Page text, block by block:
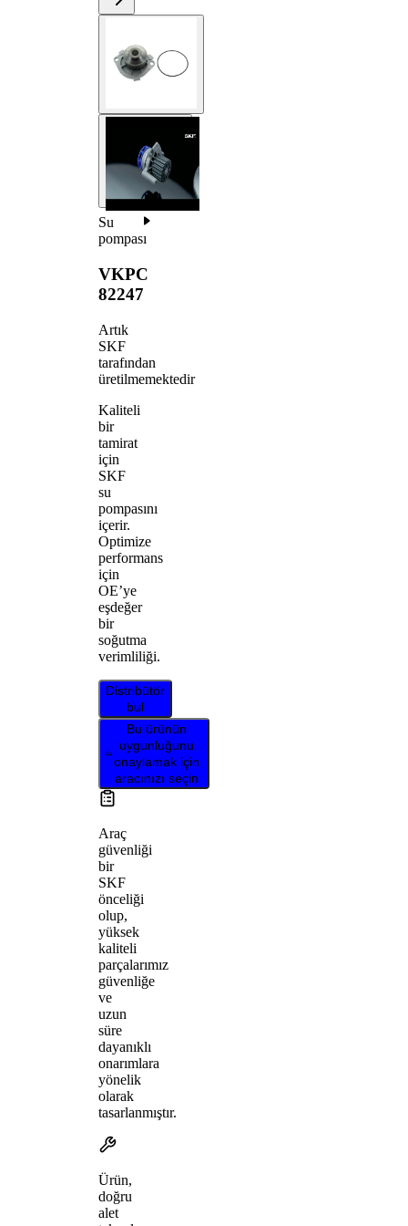
Su
pompası
VKPC
82247
Artık
SKF
tarafından
üretilmemektedir
Kaliteli
bir
tamirat
için
SKF
su
pompasını
içerir.
Optimize
performans
için
OE’ye
eşdeğer
bir
soğutma
verimliliği.
Distribütör
bul
Bu ürünün
uygunluğunu
onaylamak için
aracınızı seçin
Araç
güvenliği
bir
SKF
önceliği
olup,
yüksek
kaliteli
parçalarımız
güvenliğe
ve
uzun
süre
dayanıklı
onarımlara
yönelik
olarak
tasarlanmıştır.
Ürün,
doğru
alet